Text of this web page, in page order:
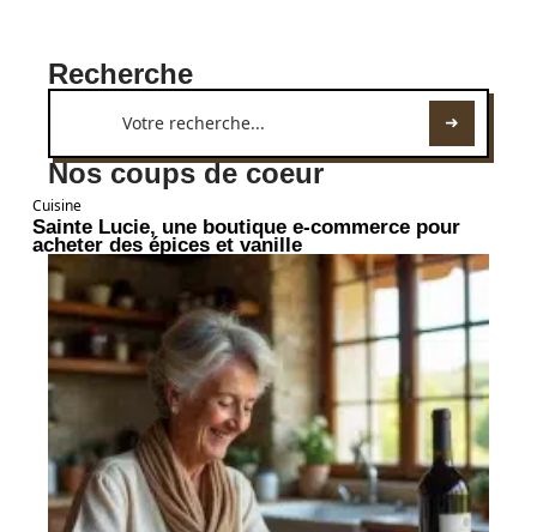
Recherche
Nos coups de coeur
Cuisine
Sainte Lucie, une boutique e-commerce pour
acheter des épices et vanille